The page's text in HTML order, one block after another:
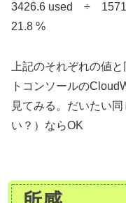
3426.6 used ÷
21.8 %
上記のそれぞれの値
トコンソールの
見てみる。だいたい
い？）ならOK